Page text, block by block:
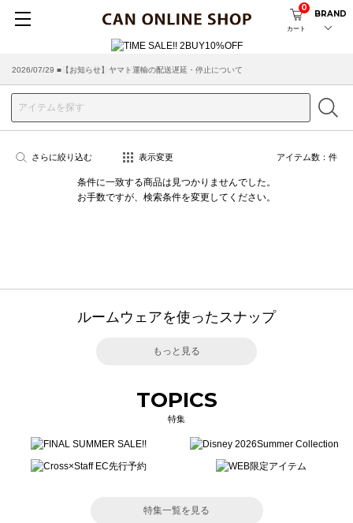
カート
0
BRAND
2026/07/29 ■【お知らせ】ヤマト運輸の配送遅延・停止について
2026/03/18 ■店舗受け取りサービスのご案内
さらに絞り込む 表示変更 アイテム数： 件
条件に一致する商品は見つかりませんでした。
お手数ですが、検索条件を変更してください。
ルームウェアを使ったスナップ
もっと見る
TOPICS
特集
特集一覧を見る